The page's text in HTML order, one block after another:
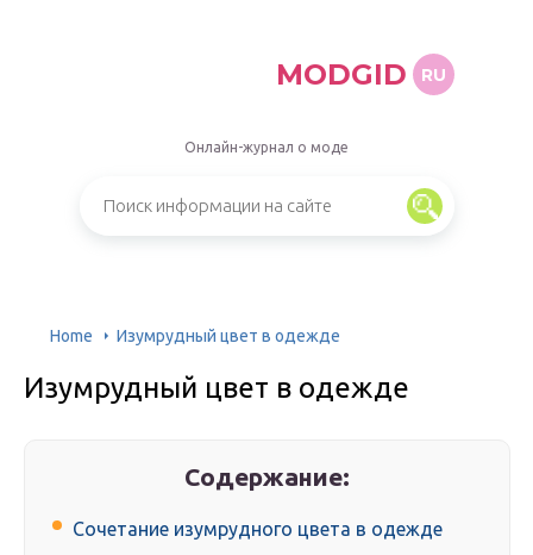
MODGID RU
Онлайн-журнал о моде
Home Изумрудный цвет в одежде
Изумрудный цвет в одежде
Содержание:
Сочетание изумрудного цвета в одежде